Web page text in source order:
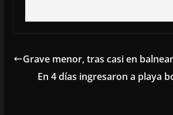
Grave menor, tras casi en
En 4 días ingresaron a playa